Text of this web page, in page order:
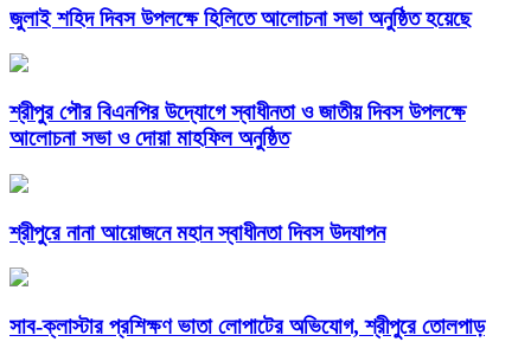
জুলাই শহিদ দিবস উপলক্ষে হিলিতে আলোচনা সভা অনুষ্ঠিত হয়েছে
শ্রীপুর পৌর বিএনপির উদ্যোগে স্বাধীনতা ও জাতীয় দিবস উপলক্ষে
আলোচনা সভা ও দোয়া মাহফিল অনুষ্ঠিত
শ্রীপুরে নানা আয়োজনে মহান স্বাধীনতা দিবস উদযাপন
সাব-ক্লাস্টার প্রশিক্ষণ ভাতা লোপাটের অভিযোগ, শ্রীপুরে তোলপাড়